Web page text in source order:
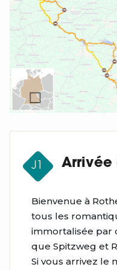
J1 Arrivée
Bienvenue à
tous les
immortalisée par
que Spitzweg et
Si vous arrivez le